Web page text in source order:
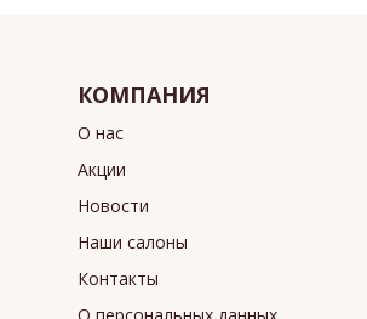
КОМПАНИЯ
О нас
Акции
Новости
Наши салоны
Контакты